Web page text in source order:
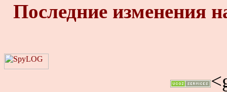
Последние изменения
<